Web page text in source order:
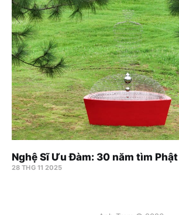
Nghệ Sĩ Ưu Đàm: 30 năm tìm
28 THG 11 2025